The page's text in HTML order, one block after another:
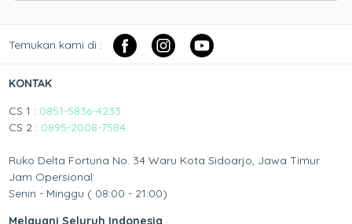
Temukan kami di :
KONTAK
CS 1 : 0851-5836-4233
CS 2 : 0895-2008-7584
Ruko Delta Fortuna No. 34 Waru Kota Sidoarjo, Jawa Timur
Jam Opersional:
Senin - Minggu ( 08:00 - 21:00)
Melayani Seluruh Indonesia